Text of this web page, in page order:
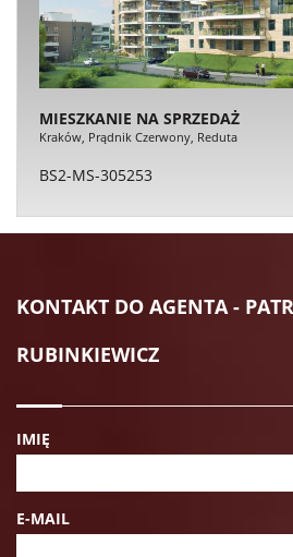
MIESZKANIE NA SPRZEDAŻ
Kraków, Prądnik Czerwony, Reduta
BS2-MS-305253
KONTAKT DO AGENTA -
RUBINKIEWICZ
IMIĘ
E-MAIL